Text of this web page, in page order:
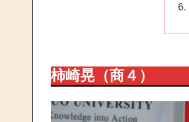
柿崎晃（商４）